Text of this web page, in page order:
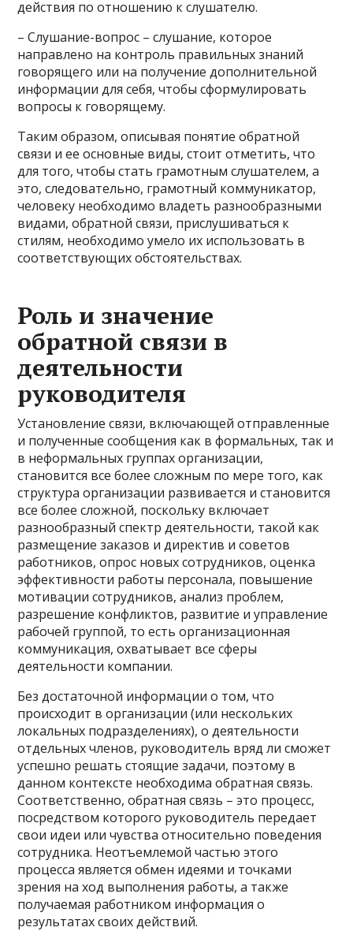
действия по отношению к слушателю.
– Слушание-вопрос – слушание, которое
направлено на контроль правильных знаний
говорящего или на получение дополнительной
информации для себя, чтобы сформулировать
вопросы к говорящему.
Таким образом, описывая понятие обратной
связи и ее основные виды, стоит отметить, что
для того, чтобы стать грамотным слушателем, а
это, следовательно, грамотный коммуникатор,
человеку необходимо владеть разнообразными
видами, обратной связи, прислушиваться к
стилям, необходимо умело их использовать в
соответствующих обстоятельствах.
Роль и значение
обратной связи в
деятельности
руководителя
Установление связи, включающей отправленные
и полученные сообщения как в формальных, так и
в неформальных группах организации,
становится все более сложным по мере того, как
структура организации развивается и становится
все более сложной, поскольку включает
разнообразный спектр деятельности, такой как
размещение заказов и директив и советов
работников, опрос новых сотрудников, оценка
эффективности работы персонала, повышение
мотивации сотрудников, анализ проблем,
разрешение конфликтов, развитие и управление
рабочей группой, то есть организационная
коммуникация, охватывает все сферы
деятельности компании.
Без достаточной информации о том, что
происходит в организации (или нескольких
локальных подразделениях), о деятельности
отдельных членов, руководитель вряд ли сможет
успешно решать стоящие задачи, поэтому в
данном контексте необходима обратная связь.
Соответственно, обратная связь – это процесс,
посредством которого руководитель передает
свои идеи или чувства относительно поведения
сотрудника. Неотъемлемой частью этого
процесса является обмен идеями и точками
зрения на ход выполнения работы, а также
получаемая работником информация о
результатах своих действий.